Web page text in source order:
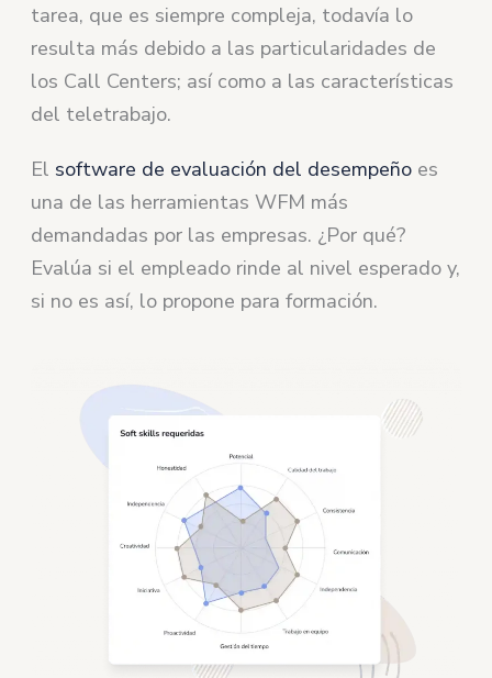
tarea, que es siempre compleja, todavía lo
resulta más debido a las particularidades de
los Call Centers; así como a las características
del teletrabajo.
El software de evaluación del desempeño es
una de las herramientas WFM más
demandadas por las empresas. ¿Por qué?
Evalúa si el empleado rinde al nivel esperado y,
si no es así, lo propone para formación.